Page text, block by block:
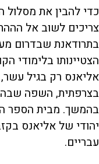
כדי להבין את
בתרודאנת שבדרום
הצטיינותו בלימודי
אליאנס רק בגיל
בצרפתית, השפה שבה
יהודי של אליאנס
עבריים.